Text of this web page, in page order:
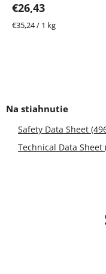
€26,43
Jednotková
€35,24 / 1 kg
Safety Data Sheet
Technical Data Sheet